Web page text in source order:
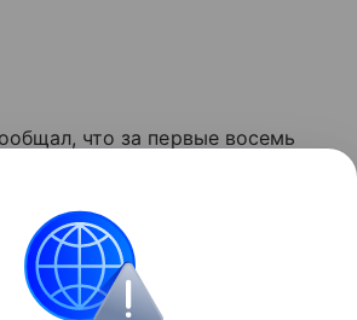
что за первые восемь
автолизинга
отечественного